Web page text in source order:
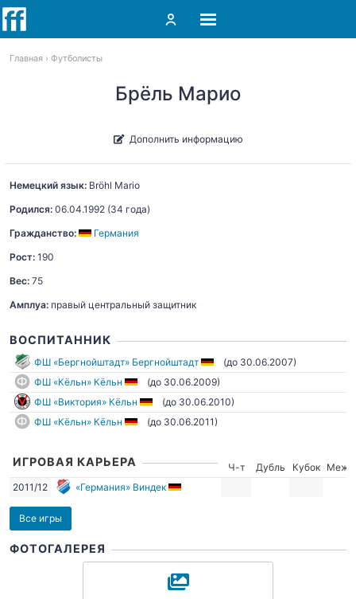
Главная Футболисты
Брёль Марио
Дополнить информацию
Немецкий язык: Bröhl Mario
Родился: 06.04.1992 (34 года)
Гражданство:
Германия
Рост: 190
Вес: 75
Амплуа: правый центральный защитник
ВОСПИТАННИК
ФШ «Бергнойштадт» Бергнойштадт
(до 30.06.2007)
ФШ «Кёльн» Кёльн
(до 30.06.2009)
ФШ «Виктория» Кёльн
(до 30.06.2010)
ФШ «Кёльн» Кёльн
(до 30.06.2011)
ИГРОВАЯ КАРЬЕРА Ч-т Дубль Кубок
Межд.
2011/12
«Германия» Виндек
Все игры
ФОТОГАЛЕРЕЯ